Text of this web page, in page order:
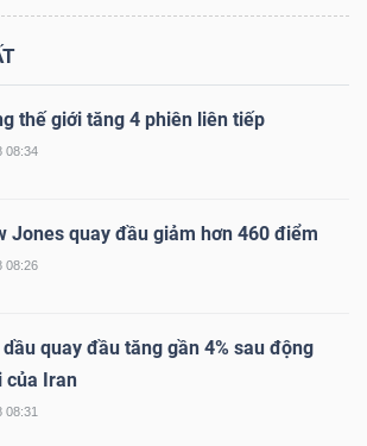
thế giới tăng 4 phiên liên tiếp
08:34
Jones quay đầu giảm hơn 460 điểm
08:26
dầu quay đầu tăng gần 4% sau động
của Iran
08:31